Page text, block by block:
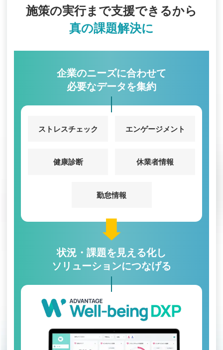
施策の実行まで支援できるから
真の課題解決に
企業のニーズに合わせて
必要なデータを集約
ストレスチェック エンゲージメント
健康診断 休業者情報
勤怠情報
状況・課題を見える化し
ソリューションにつなげる